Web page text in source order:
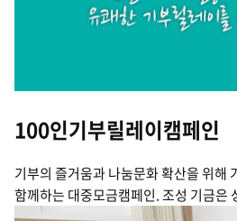
100인기부릴레이캠페인
기부의 즐거움과 나눔문화 확산을 위해
함께하는 대중모금캠페인. 조성 기금은